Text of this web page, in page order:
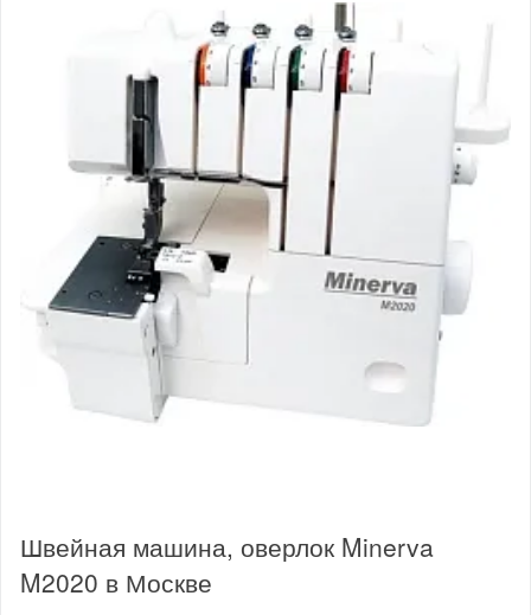
Швейная машина, оверлок Minerva
M2020 в Москве